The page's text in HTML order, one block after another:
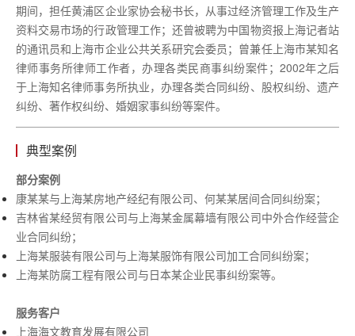
期间，担任黄浦区企业家协会秘书长，从事过经济管理工作及生产
资料交易市场的行政管理工作；还曾被聘为中国物资报上海记者站
的通讯员和上海市企业公共关系研究会委员；曾兼任上海市某知名
律师事务所律师工作者，办理各类民商事纠纷案件；2002年之后
于上海知名律师事务所执业，办理各类合同纠纷、股权纠纷、遗产
纠纷、著作权纠纷、婚姻家事纠纷等案件。
典型案例
部分案例
康某某与上海某房地产经纪有限公司、何某某居间合同纠纷案；
吉林省某经贸有限公司与上海某金属幕墙有限公司中外合作经营企
业合同纠纷；
上海某服装有限公司与上海某服饰有限公司加工合同纠纷案；
上海某防腐工程有限公司与日本某企业民事纠纷案等。
服务客户
上海海文教育发展有限公司